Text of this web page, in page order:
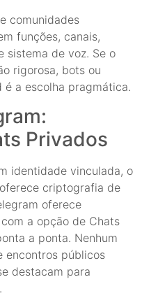
comunidades
funções, canais,
sistema de voz. Se o
rigorosa, bots ou
é a escolha pragmática.
Privados
identidade vinculada, o
criptografia de
oferece
a opção de Chats
a ponta. Nenhum
encontros públicos
destacam para